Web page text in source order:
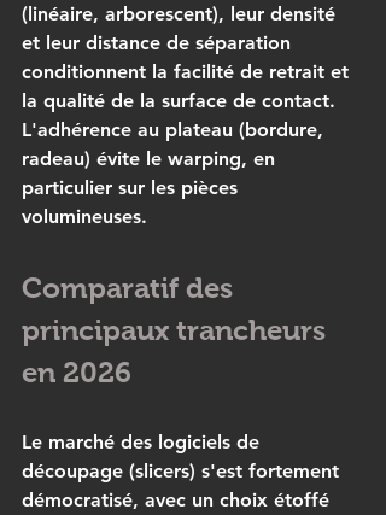
(linéaire, arborescent), leur densité
et leur distance de séparation
conditionnent la facilité de retrait et
la qualité de la surface de contact.
L'adhérence au plateau (bordure,
radeau) évite le warping, en
particulier sur les pièces
volumineuses.
Comparatif des
principaux trancheurs
en 2026
Le marché des logiciels de
découpage (slicers) s'est fortement
démocratisé, avec un choix étoffé